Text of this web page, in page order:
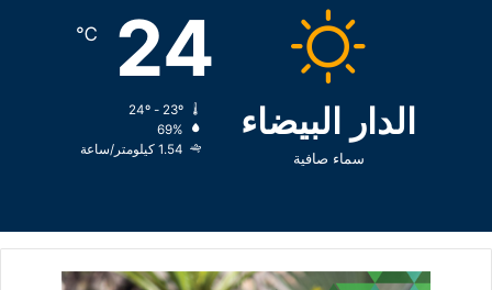
الدار البيضاء
سماء صافية
24
℃
69%
1.54 كيلومتر/ساعة